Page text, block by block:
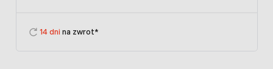
14 dni na zwrot*